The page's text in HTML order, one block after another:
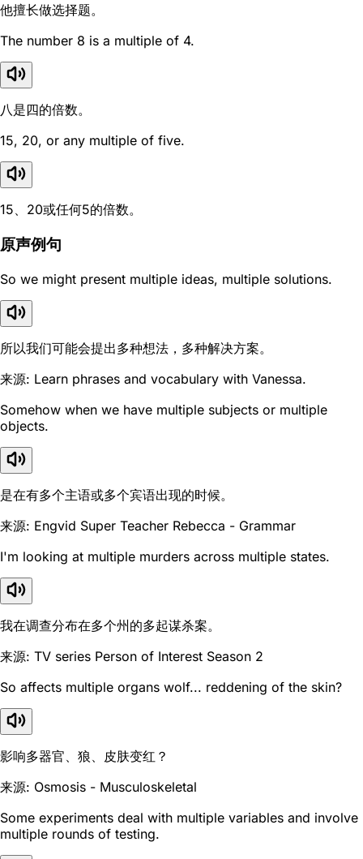
他擅长做选择题。
The number 8 is a multiple of 4.
八是四的倍数。
15, 20, or any multiple of five.
15、20或任何5的倍数。
原声例句
So we might present multiple ideas, multiple solutions.
所以我们可能会提出多种想法，多种解决方案。
来源: Learn phrases and vocabulary with Vanessa.
Somehow when we have multiple subjects or multiple
objects.
是在有多个主语或多个宾语出现的时候。
来源: Engvid Super Teacher Rebecca - Grammar
I'm looking at multiple murders across multiple states.
我在调查分布在多个州的多起谋杀案。
来源: TV series Person of Interest Season 2
So affects multiple organs wolf... reddening of the skin?
影响多器官、狼、皮肤变红？
来源: Osmosis - Musculoskeletal
Some experiments deal with multiple variables and involve
multiple rounds of testing.